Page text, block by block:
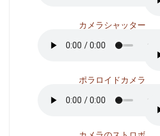
カメラシャッター
ポラロイドカメラ